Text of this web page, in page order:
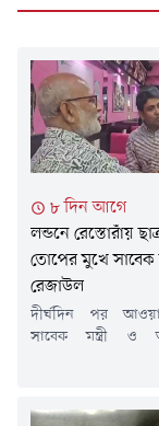
৮ দিন আগে
লন্ডনে রেস্তোরাঁয়
তোপের মুখে সাবেক
রেজাউল
দীর্ঘদিন পর
সাবেক মন্ত্রী ও